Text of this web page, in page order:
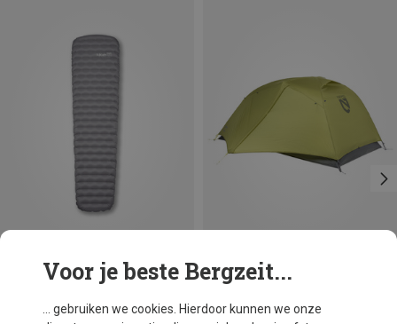
Maten
183X51CM
Je bespaart 10%
Voor je beste Bergzeit...
... gebruiken we cookies. Hierdoor kunnen we onze